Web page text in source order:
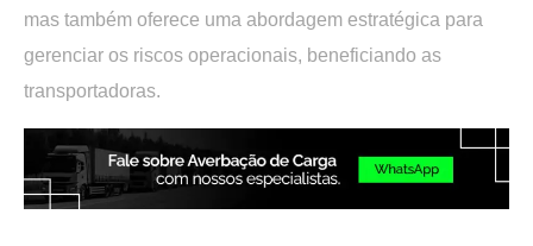
mas também oferece uma abordagem estratégica para
gerenciar os riscos operacionais, beneficiando as
transportadoras.